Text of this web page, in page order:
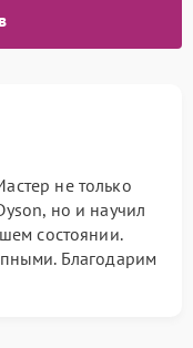
не только
но и научил
состоянии.
Благодарим